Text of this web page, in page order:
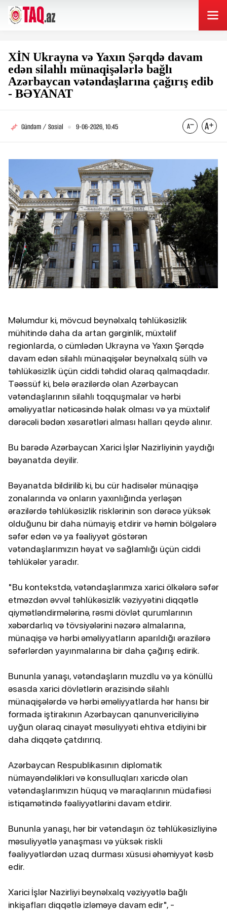
XİN Ukrayna və Yaxın Şərqdə davam
edən silahlı münaqişələrlə bağlı
Azərbaycan vətəndaşlarına çağırış edib
- BƏYANAT
Gündəm / Sosial 9-06-2026, 10:45
Məlumdur ki, mövcud beynəlxalq təhlükəsizlik
mühitində daha da artan gərginlik, müxtəlif
regionlarda, o cümlədən Ukrayna və Yaxın Şərqdə
davam edən silahlı münaqişələr beynəlxalq sülh və
təhlükəsizlik üçün ciddi təhdid olaraq qalmaqdadır.
Təəssüf ki, belə ərazilərdə olan Azərbaycan
vətəndaşlarının silahlı toqquşmalar və hərbi
əməliyyatlar nəticəsində həlak olması və ya müxtəlif
dərəcəli bədən xəsarətləri alması halları qeydə alınır.
Bu barədə Azərbaycan Xarici İşlər Nazirliyinin yaydığı
bəyanatda deyilir.
Bəyanatda bildirilib ki, bu cür hadisələr münaqişə
zonalarında və onların yaxınlığında yerləşən
ərazilərdə təhlükəsizlik risklərinin son dərəcə yüksək
olduğunu bir daha nümayiş etdirir və həmin bölgələrə
səfər edən və ya fəaliyyət göstərən
vətəndaşlarımızın həyat və sağlamlığı üçün ciddi
təhlükələr yaradır.
"Bu kontekstdə, vətəndaşlarımıza xarici ölkələrə səfər
etməzdən əvvəl təhlükəsizlik vəziyyətini diqqətlə
qiymətləndirmələrinə, rəsmi dövlət qurumlarının
xəbərdarlıq və tövsiyələrini nəzərə almalarına,
münaqişə və hərbi əməliyyatların aparıldığı ərazilərə
səfərlərdən yayınmalarına bir daha çağırış edirik.
Bununla yanaşı, vətəndaşların muzdlu və ya könüllü
əsasda xarici dövlətlərin ərazisində silahlı
münaqişələrdə və hərbi əməliyyatlarda hər hansı bir
formada iştirakının Azərbaycan qanunvericiliyinə
uyğun olaraq cinayət məsuliyyəti ehtiva etdiyini bir
daha diqqətə çatdırırıq.
Azərbaycan Respublikasının diplomatik
nümayəndəlikləri və konsulluqları xaricdə olan
vətəndaşlarımızın hüquq və maraqlarının müdafiəsi
istiqamətində fəaliyyətlərini davam etdirir.
Bununla yanaşı, hər bir vətəndaşın öz təhlükəsizliyinə
məsuliyyətlə yanaşması və yüksək riskli
fəaliyyətlərdən uzaq durması xüsusi əhəmiyyət kəsb
edir.
Xarici İşlər Nazirliyi beynəlxalq vəziyyətlə bağlı
inkişafları diqqətlə izləməyə davam edir", -